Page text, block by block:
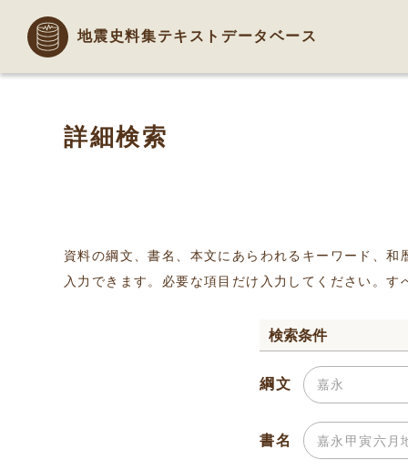
地震史料集テキストデータベース
詳細検索
資料の綱文、書名、本文にあらわれるキーワード、
入力できます。必要な項目だけ入力してください。
検索条件
綱文
書名